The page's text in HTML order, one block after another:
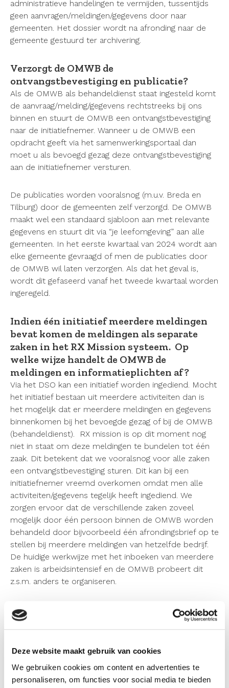
Deze website maakt gebruik van cookies
We gebruiken cookies om content en advertenties te
personaliseren, om functies voor social media te bieden
administratieve handelingen te vermijden, tussentijds
geen aanvragen/meldingen/gegevens door naar
gemeenten. Het dossier wordt na afronding naar de
gemeente gestuurd ter archivering.
Verzorgt de OMWB de
ontvangstbevestiging en publicatie?
Als de OMWB als behandeldienst staat ingesteld komt
de aanvraag/melding/gegevens rechtstreeks bij ons
binnen en stuurt de OMWB een ontvangstbevestiging
naar de initiatiefnemer. Wanneer u de OMWB een
opdracht geeft via het samenwerkingsportaal dan
moet u als bevoegd gezag deze ontvangstbevestiging
aan de initiatiefnemer versturen.
De publicaties worden vooralsnog (m.u.v. Breda en
Tilburg) door de gemeenten zelf verzorgd. De OMWB
maakt wel een standaard sjabloon aan met relevante
gegevens en stuurt dit via “je leefomgeving” aan alle
gemeenten. In het eerste kwartaal van 2024 wordt aan
elke gemeente gevraagd of men de publicaties door
de OMWB wil laten verzorgen. Als dat het geval is,
wordt dit gefaseerd vanaf het tweede kwartaal worden
ingeregeld.
Indien één initiatief meerdere meldingen
bevat komen de meldingen als separate
zaken in het RX Mission systeem. Op
welke wijze handelt de OMWB de
meldingen en informatieplichten af?
Via het DSO kan een initiatief worden ingediend. Mocht
het initiatief bestaan uit meerdere activiteiten dan is
het mogelijk dat er meerdere meldingen en gegevens
binnenkomen bij het bevoegde gezag of bij de OMWB
(behandeldienst). RX mission is op dit moment nog
niet in staat om deze meldingen te bundelen tot één
zaak. Dit betekent dat we vooralsnog voor alle zaken
een ontvangstbevestiging sturen. Dit kan bij een
initiatiefnemer vreemd overkomen omdat men alle
activiteiten/gegevens tegelijk heeft ingediend. We
zorgen ervoor dat de verschillende zaken zoveel
mogelijk door één persoon binnen de OMWB worden
behandeld door bijvoorbeeld één afrondingsbrief op te
stellen bij meerdere meldingen van hetzelfde bedrijf.
De huidige werkwijze met het inboeken van meerdere
zaken is arbeidsintensief en de OMWB probeert dit
z.s.m. anders te organiseren.
Zijn de initiatiefnemers in staat om alle
relevante gegeven in te dienen?
veld in het Omgevingsloket verplicht is. Hierdoor kan
niet zijn opgenomen in het initiatief wat de gemeente /
OMWB (behandeldienst) ontvangt. De initiatiefnemer